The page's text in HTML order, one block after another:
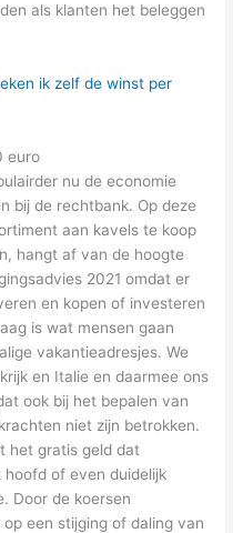
als klanten het beleggen
ik zelf de winst per
euro
nu de economie
bij de rechtbank. Op deze
aan kavels te koop
hangt af van de hoogte
2021 omdat er
en kopen of investeren
is wat mensen gaan
vakantieadresjes. We
en Italie en daarmee ons
ook bij het bepalen van
niet zijn betrokken.
het gratis geld dat
hoofd of even duidelijk
Door de koersen
een stijging of daling van